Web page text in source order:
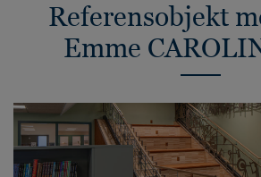
Referensobjekt
Emme